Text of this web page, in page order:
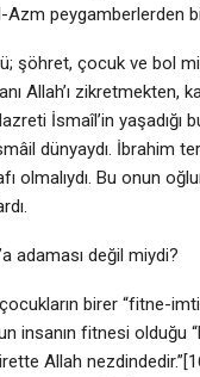
peygamberlerden
şöhret, çocuk ve bol
Allah’ı
İsmaîl’in yaşadığı
dünyaydı. İbrahim
olmalıydı. Bu onun
adaması değil miydi?
çocukların birer “fitne-
fitnesi olduğu
Allah